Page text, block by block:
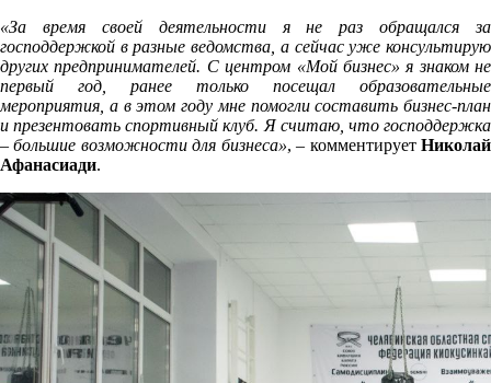
«За время своей деятельности я не раз обращался за
господдержкой в разные ведомства, а сейчас уже консультирую
других предпринимателей. С центром «Мой бизнес» я знаком не
первый год, ранее только посещал образовательные
мероприятия, а в этом году мне помогли составить бизнес-план
и презентовать спортивный клуб. Я считаю, что господдержка
– большие возможности для бизнеса», – комментируетНиколай
Афанасиади.